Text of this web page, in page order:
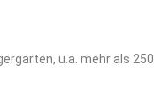
u.a. mehr als 250